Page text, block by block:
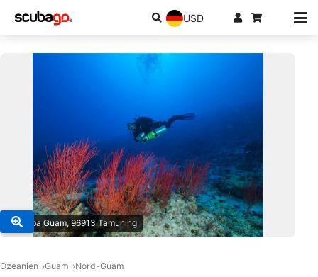
USD
© Scuba Guam, 96913 Tamuning
Ozeanien Guam Nord-Guam